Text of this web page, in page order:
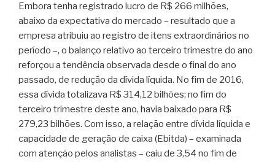
Embora tenha registrado lucro de R$ 266 milhões,
abaixo da expectativa do mercado – resultado que a
empresa atribuiu ao registro de itens extraordinários no
período –, o balanço relativo ao terceiro trimestre do ano
reforçou a tendência observada desde o final do ano
passado, de redução da dívida líquida. No fim de 2016,
essa dívida totalizava R$ 314,12 bilhões; no fim do
terceiro trimestre deste ano, havia baixado para R$
279,23 bilhões. Com isso, a relação entre dívida líquida e
capacidade de geração de caixa (Ebitda) – examinada
com atenção pelos analistas – caiu de 3,54 no fim de